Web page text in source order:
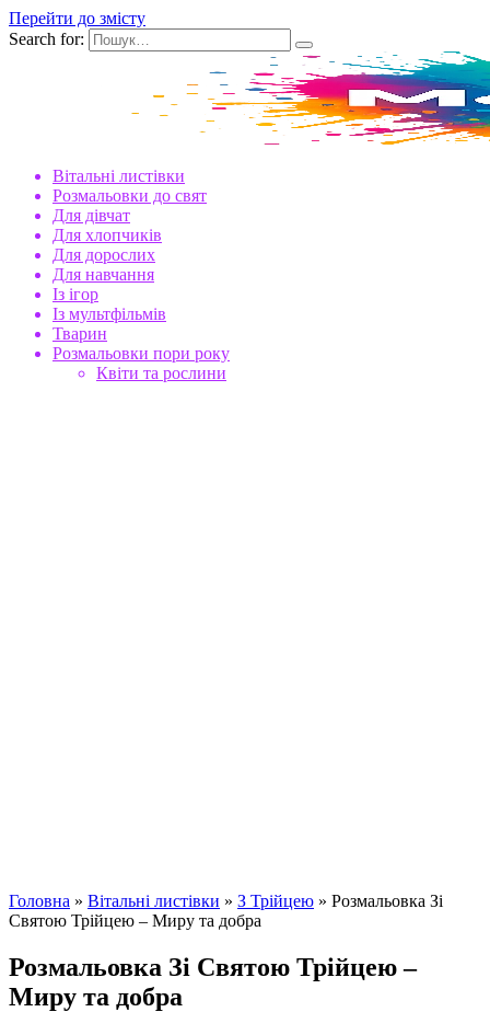
Перейти до змісту
Search for:
Вітальні листівки
Розмальовки до свят
Для дівчат
Для хлопчиків
Для дорослих
Для навчання
Із ігор
Із мультфільмів
Тварин
Розмальовки пори року
Квіти та рослини
Головна » Вітальні листівки » З Трійцею » Розмальовка Зі
Святою Трійцею – Миру та добра
Розмальовка Зі Святою Трійцею –
Миру та добра